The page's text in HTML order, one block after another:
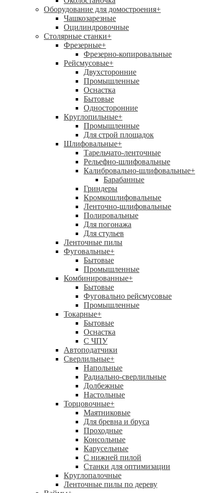
Оборудование для домостроения+
Чашкозарезные
Оцилиндровочные
Столярные станки+
Фрезерные+
Фрезерно-копировальные
Рейсмусовые+
Двухсторонние
Промышленные
Оснастка
Бытовые
Односторонние
Круглопильные+
Промышленные
Для строй площадок
Шлифовальные+
Тарельчато-ленточные
Рельефно-шлифовальные
Калибровально-шлифовальные+
Барабанные
Гриндеры
Кромкошлифовальные
Ленточно-шлифовальные
Полировальные
Для погонажа
Для стульев
Ленточные пилы
Фуговальные+
Бытовые
Промышленные
Комбинированные+
Бытовые
Фуговально рейсмусовые
Промышленные
Токарные+
Бытовые
Оснастка
С ЧПУ
Автоподатчики
Сверлильные+
Напольные
Радиально-сверлильные
Долбежные
Настольные
Торцовочные+
Маятниковые
Для бревна и бруса
Проходные
Консольные
Карусельные
С нижней пилой
Станки для оптимизации
Круглопалочные
Ленточные пилы по дереву